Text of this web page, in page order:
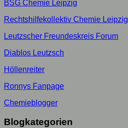
BSG Chemie Leipzig
Rechtshilfekollektiv Chemie Leipzig
Leutzscher Freundeskreis Forum
Diablos Leutzsch
Höllenreiter
Ronnys Fanpage
Chemieblogger
Blogkategorien